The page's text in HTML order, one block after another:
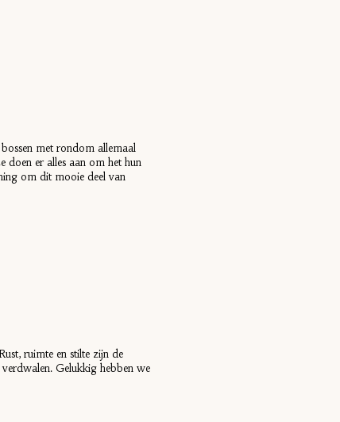
met rondom allemaal
doen er alles aan om het hun
om dit mooie deel van
ruimte en stilte zijn de
Gelukkig hebben we